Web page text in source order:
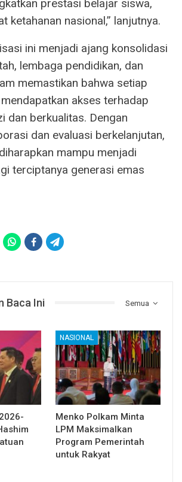
prestasi belajar siswa,
ketahanan nasional,” lanjutnya.
ini menjadi ajang konsolidasi
lembaga pendidikan, dan
memastikan bahwa setiap
akses terhadap
dan berkualitas. Dengan
dan evaluasi berkelanjutan,
mampu menjadi
terciptanya generasi emas
Semua
Baca Ini
NASIONAL
Menko Polkam Minta
LPM Maksimalkan
Program Pemerintah
untuk Rakyat